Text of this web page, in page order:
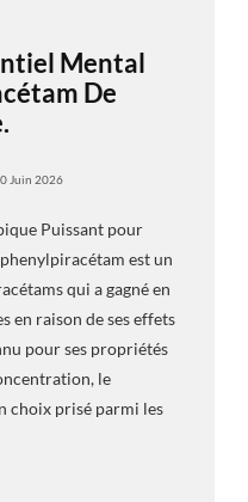
Mental
De
Juin 2026
Puissant pour
est un
qui a gagné en
en raison de ses effets
pour ses propriétés
le
choix prisé parmi les